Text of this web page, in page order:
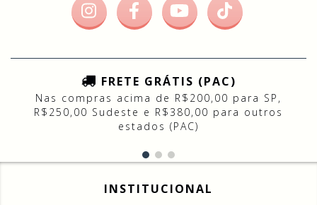
FRETE GRÁTIS (PAC)
Nas compras acima de R$200,00 para SP,
R$250,00 Sudeste e R$380,00 para outros
estados (PAC)
INSTITUCIONAL